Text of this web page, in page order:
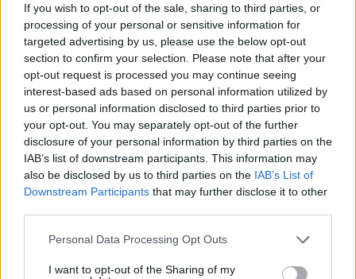
If you wish to opt-out of the sale, sharing to third parties, or
processing of your personal or sensitive information for
targeted advertising by us, please use the below opt-out
section to confirm your selection. Please note that after your
opt-out request is processed you may continue seeing
interest-based ads based on personal information utilized by
us or personal information disclosed to third parties prior to
your opt-out. You may separately opt-out of the further
disclosure of your personal information by third parties on the
IAB’s list of downstream participants. This information may
also be disclosed by us to third parties on the IAB’s List of
Downstream Participants that may further disclose it to other
Please note that this website/app uses one or more Google
not limited to your visit or usage behaviour. You may click to
Personal Data Processing Opt Outs
I want to opt-out of the Sharing of my